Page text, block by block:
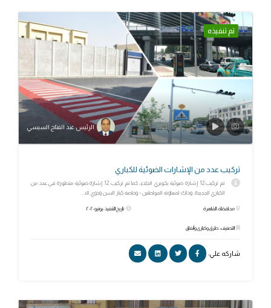
تم تنفيذه
الرئيس عبد الفتاح السيسي
تركيب عدد من الإشارات الضوئية للكباري
تم تركيب 12 إشارة ضوئية بكوبري الجلاء، كما تم تركيب 12 إشارة ضوئية متطورة في عدد من
الكباري الجديدة. وذلك لمعاونة المواطنين - وخاصة كبار السن وذوي الا...
محافظة: القاهرة
التصنيف: طرق وكبارى وأنفاق
تاريخ التنفيذ: يونيو ٢٠٢٠
شاركه علي: